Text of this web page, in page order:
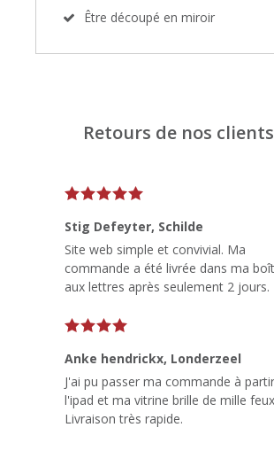
Être découpé en miroir
Retours de nos clients
Stig Defeyter, Schilde
Site web simple et convivial. Ma
commande a été livrée dans ma
aux lettres après seulement 2 jours.
Anke hendrickx, Londerzeel
J'ai pu passer ma commande à
l'ipad et ma vitrine brille de mille
Livraison très rapide.